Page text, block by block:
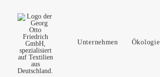
Unternehmen Ökologie